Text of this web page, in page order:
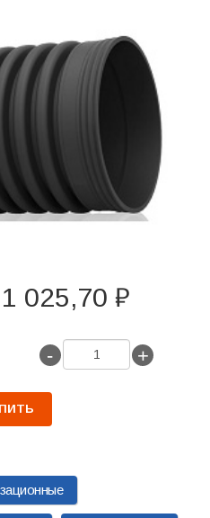
1 025,70 ₽
- +